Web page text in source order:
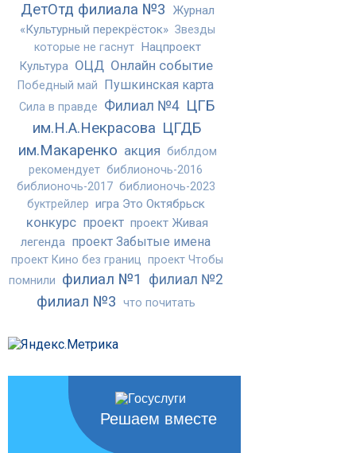
ДетОтд филиала №3
Журнал
«Культурный перекрёсток» Звезды
которые не гаснут Нацпроект
Культура ОЦД Онлайн событие
Победный май Пушкинская карта
Сила в правде Филиал №4 ЦГБ
им.Н.А.Некрасова ЦГДБ
им.Макаренко акция библдом
рекомендует библионочь-2016
библионочь-2017 библионочь-2023
буктрейлер игра Это Октябрьск
конкурс проект проект Живая
легенда проект Забытые имена
проект Кино без границ проект Чтобы
помнили филиал №1 филиал №2
филиал №3 что почитать
Решаем вместе